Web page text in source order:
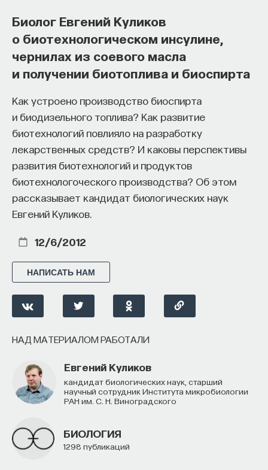
Биолог Евгений Куликов
о биотехнологическом инсулине,
чернилах из соевого масла
и получении биотоплива и биоспирта
Как устроено производство биоспирта
и биодизельного топлива? Как развитие
биотехнологий повлияло на разработку
лекарственных средств? И каковы перспективы
развития биотехнологий и продуктов
биотехнологоческого производства? Об этом
рассказывает кандидат биологических наук
Евгений Куликов.
12/6/2012
НАПИСАТЬ НАМ
НАД МАТЕРИАЛОМ РАБОТАЛИ
Евгений Куликов
кандидат биологических наук, старший
научный сотрудник Института микробиологии
РАН им. С. Н. Виноградского
БИОЛОГИЯ
1298 публикаций
Как наши память, потребности,
с передачей сигналов
от нейромедиаторов?
Как устроена наша нервная система
на структурном, клеточном и молекулярном
уровнях? В чем состоит роль нейромедиаторов
при управлении психическими и физическими
процессами? Как появляются зависимость,
Каково воздействие на работу мозга гормонов,
иммунной системы?
записавшисьна курс «Химия между нейронами:
Пройдя этот курс, вы научитесь:
— Ориентироваться в общих принципах
работы нашего организма
мозга